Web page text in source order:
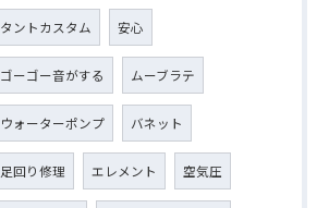
タントカスタム 安心
ゴーゴー音がする ムーブラテ
ウォーターポンプ バネット
足回り修理 エレメント 空気圧